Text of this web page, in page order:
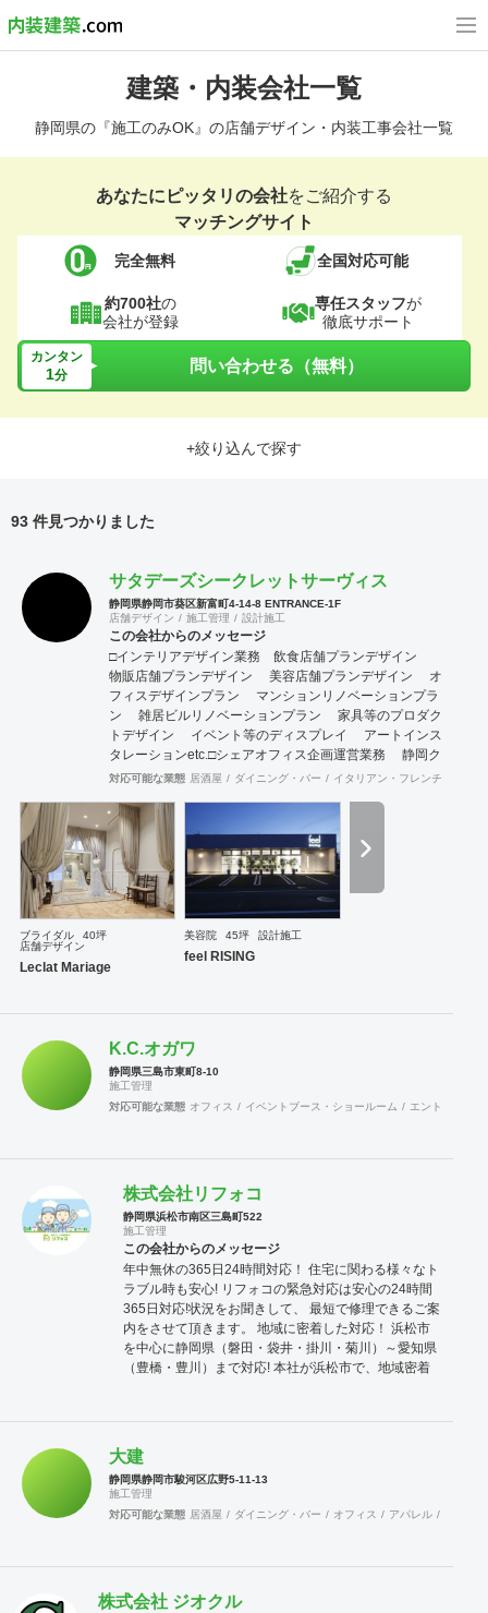
建築・内装会社一覧
静岡県の『施工のみOK』の店舗デザイン・内装工事会社一覧
あなたにピッタリの会社をご紹介する
マッチングサイト
完全無料 全国対応可能
約700社の
会社が登録
専任スタッフが
徹底サポート
カンタン
1分 問い合わせる（無料）
+絞り込んで探す
93 件見つかりました
サタデーズシークレットサーヴィス
静岡県静岡市葵区新富町4-14-8 ENTRANCE-1F
店舗デザイン
施工管理 設計施工
この会社からのメッセージ
□インテリアデザイン業務 ​ 飲食店舗プランデザイン
物販店舗プランデザイン 美容店舗プランデザイン オ
フィスデザインプラン マンションリノベーションプラ
ン 雑居ビルリノベーションプラン 家具等のプロダク
トデザイン イベント等のディスプレイ アートインス
タレーションetc. ​ □シェアオフィス企画運営業務 静岡ク
リエイターズシェアオフィス ［ ENTRANCE ］の企
ビルを利用した シェアオフィス等の企画提案。
対応可能な業態 居酒屋 ダイニング・バー イタリアン・フレンチ
ブライダル
40坪
店舗デザイン
Leclat Mariage
美容院 45坪 設計施工
feel RISING
K.C.オガワ
静岡県三島市東町8-10
施工管理
対応可能な業態 オフィス イベントブース・ショールーム エントランス
株式会社リフォコ
静岡県浜松市南区三島町522
施工管理
この会社からのメッセージ
年中無休の365日24時間対応！ 住宅に関わる様々なト
ラブル時も安心! リフォコの緊急対応は安心の24時間
365日対応!状況をお聞きして、 最短で修理できるご案
内をさせて頂きます。 地域に密着した対応！ 浜松市
を中心に静岡県（磐田・袋井・掛川・菊川）～愛知県
（豊橋・豊川）まで対応! 本社が浜松市で、地域密着
装・修繕・修理はもちろん、急なトラブルなどのお見
積りも完全無料! 必要に応じ、無料で現地調査も対応
させて頂きます。見積もり提示後も必要以上の営業は
しませんのでお気軽にお問い合わせ下さい。 明確な価
を提示し、「お客様の負担を最小限にするアドバイ
場合でも、現場でお見積り金額を提示いたしますの
対応可能（敏速・丁寧）な対応 リフォコではリフォー
大建
静岡県静岡市駿河区広野5-11-13
施工管理
対応可能な業態 居酒屋 ダイニング・バー オフィス アパレル
株式会社 ジオクル